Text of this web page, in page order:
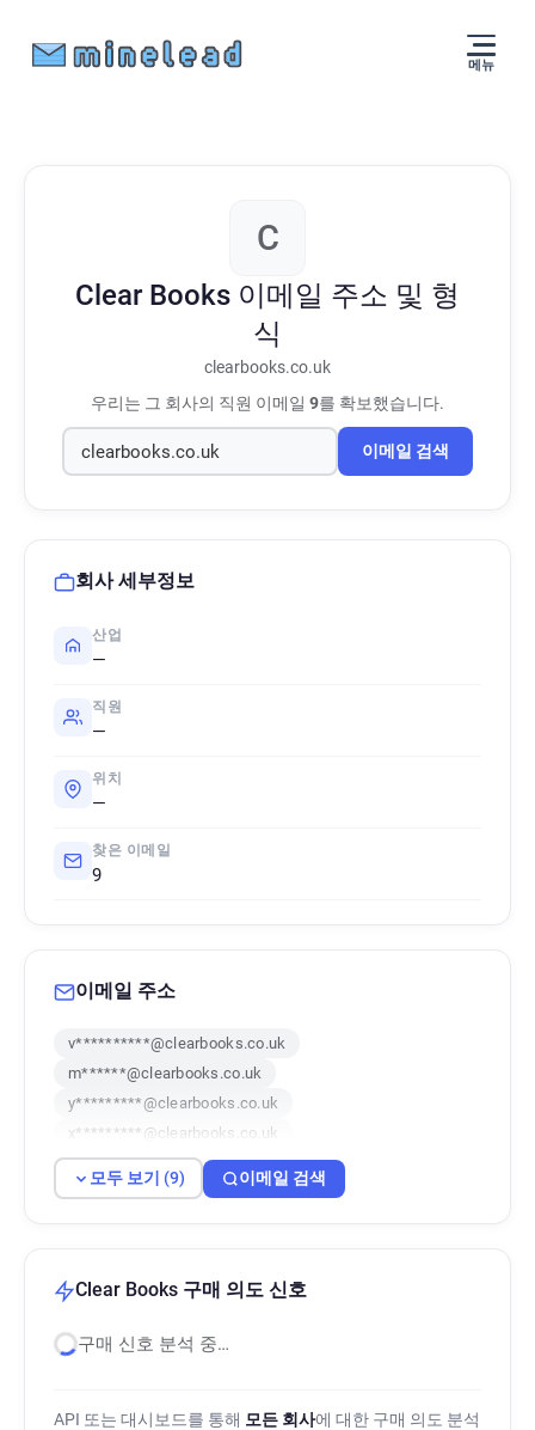
메뉴
C
Clear Books 이메일 주소 및 형
식
clearbooks.co.uk
우리는 그 회사의 직원 이메일 9를 확보했습니다.
이메일 검색
회사 세부정보
산업
—
직원
—
위치
—
찾은 이메일
9
이메일 주소
v**********@clearbooks.co.uk
m******@clearbooks.co.uk
y*********@clearbooks.co.uk
x*********@clearbooks.co.uk
z********@clearbooks.co.uk
q*******@clearbooks.co.uk
a*****@clearbooks.co.uk
모두 보기 (9) 이메일 검색
Clear Books 구매 의도 신호
구매 신호 분석 중…
API 또는 대시보드를 통해 모든 회사에 대한 구매 의도 분석